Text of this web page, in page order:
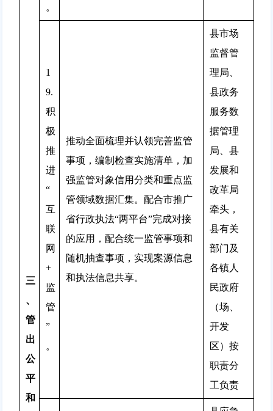
三
、
管
出
公
平
和
。
1
9.
积
极
推
进
“
互
联
网
+
监
管
”
。
推动全面梳理并认领完善监管
事项，编制检查实施清单，加
强监管对象信用分类和重点监
管领域数据汇集。配合市推广
省行政执法“两平台”完成对接
的应用，配合统一监管事项和
随机抽查事项，实现案源信息
和执法信息共享。
县市场
监督管
理局、
县政务
服务数
据管理
局、县
发展和
改革局
牵头，
县有关
部门及
各镇人
民政府
（场、
开发
区）按
职责分
工负责